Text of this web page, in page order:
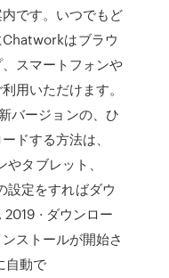
です。いつでもど
はブラウ
スマートフォンや
用いただけます。
バージョンの、ひ
ドする方法は、
タブレット、
定をすればダウ
· ダウンロー
ストールが開始さ
自動で